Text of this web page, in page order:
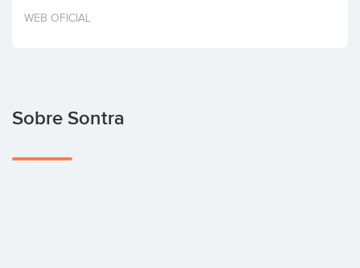
Invertir
WEB OFICIAL
Sobre Sontra